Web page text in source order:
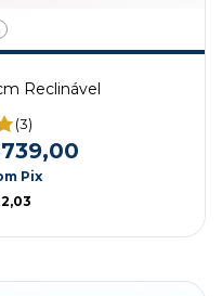
Reclinável
(3)
Pix